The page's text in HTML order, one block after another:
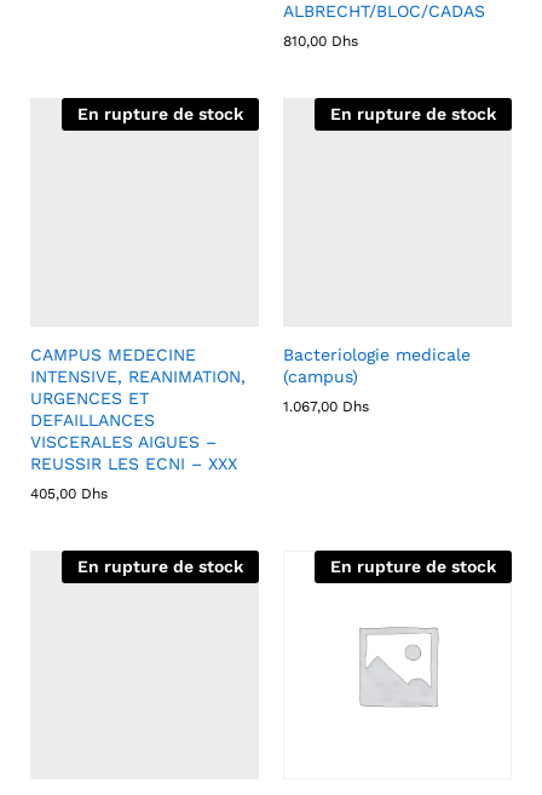
ALBRECHT/BLOC/CADAS
810,00 Dhs
En rupture de stock
CAMPUS MEDECINE
INTENSIVE, REANIMATION,
URGENCES ET
DEFAILLANCES
VISCERALES AIGUES –
REUSSIR LES ECNI – XXX
405,00 Dhs
En rupture de stock
Bacteriologie medicale
(campus)
1.067,00 Dhs
En rupture de stock En rupture de stock